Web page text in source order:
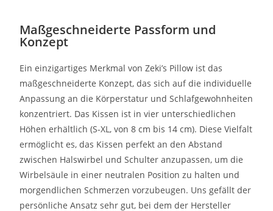
Maßgeschneiderte Passform und
Konzept
Ein einzigartiges Merkmal von Zeki’s Pillow ist das
maßgeschneiderte Konzept, das sich auf die individuelle
Anpassung an die Körperstatur und Schlafgewohnheiten
konzentriert. Das Kissen ist in vier unterschiedlichen
Höhen erhältlich (S-XL, von 8 cm bis 14 cm). Diese Vielfalt
ermöglicht es, das Kissen perfekt an den Abstand
zwischen Halswirbel und Schulter anzupassen, um die
Wirbelsäule in einer neutralen Position zu halten und
morgendlichen Schmerzen vorzubeugen. Uns gefällt der
persönliche Ansatz sehr gut, bei dem der Hersteller